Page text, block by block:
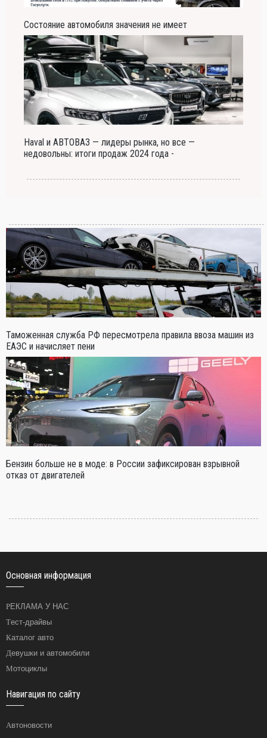
Состояние автомобиля значения не имеет
Haval и АВТОВАЗ — лидеры рынка, но все —
недовольны: итоги продаж 2024 года -
Таможенная служба РФ пересмотрела правила ввоза машин из
ЕАЭС и начисляет пени
Бензин больше не в моде: в России зафиксирован взрывной
отказ от двигателей
Основная информация
РЕКЛАМА У НАС
Тест-драйвы
Каталог авто
Девушки и автомобили
Мотоциклы
Навигация по сайту
Автоновости